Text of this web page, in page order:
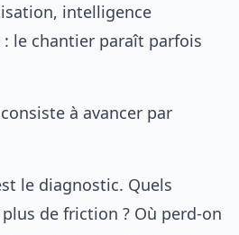
intelligence
le chantier paraît parfois
à avancer par
le diagnostic. Quels
de friction ? Où perd-on